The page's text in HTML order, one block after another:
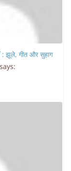
झूले, गीत और सुहाग
says: